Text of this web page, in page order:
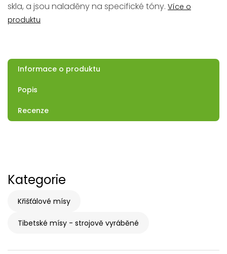
skla, a jsou naladěny na specifické tóny. Více o
produktu
Informace o produktu
Popis
Recenze
Kategorie
Křišťálové mísy
Tibetské mísy - strojově vyráběné